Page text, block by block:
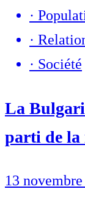
·
·
· Société
La
parti de la
13